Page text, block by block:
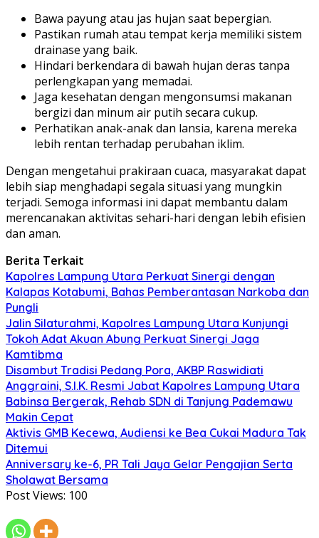
Bawa payung atau jas hujan saat bepergian.
Pastikan rumah atau tempat kerja memiliki sistem
drainase yang baik.
Hindari berkendara di bawah hujan deras tanpa
perlengkapan yang memadai.
Jaga kesehatan dengan mengonsumsi makanan
bergizi dan minum air putih secara cukup.
Perhatikan anak-anak dan lansia, karena mereka
lebih rentan terhadap perubahan iklim.
Dengan mengetahui prakiraan cuaca, masyarakat dapat
lebih siap menghadapi segala situasi yang mungkin
terjadi. Semoga informasi ini dapat membantu dalam
merencanakan aktivitas sehari-hari dengan lebih efisien
dan aman.
Berita Terkait
Kapolres Lampung Utara Perkuat Sinergi dengan
Kalapas Kotabumi, Bahas Pemberantasan Narkoba dan
Pungli
Jalin Silaturahmi, Kapolres Lampung Utara Kunjungi
Tokoh Adat Akuan Abung Perkuat Sinergi Jaga
Kamtibma
Disambut Tradisi Pedang Pora, AKBP Raswidiati
Anggraini, S.I.K. Resmi Jabat Kapolres Lampung Utara
Babinsa Bergerak, Rehab SDN di Tanjung Pademawu
Makin Cepat
Aktivis GMB Kecewa, Audiensi ke Bea Cukai Madura Tak
Ditemui
Anniversary ke-6, PR Tali Jaya Gelar Pengajian Serta
Sholawat Bersama
Post Views: 100